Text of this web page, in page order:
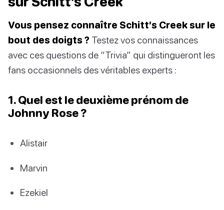
Vous pensez connaître Schitt’s Creek sur le
bout des doigts ? Testez vos connaissances
avec ces questions de “Trivia” qui distingueront les
fans occasionnels des véritables experts :
1. Quel est le deuxième prénom de
Johnny Rose ?
Alistair
Marvin
Ezekiel